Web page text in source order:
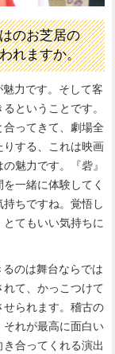
のお芝居の
れますか。
力です。そして客
ということです。
ってきて、劇場全
する、これは映画
魅力です。『砦』
一緒に体験してく
ちですね。覚悟し
てもいい気持ちに
のは舞台ならでは
て、かっこつけて
られます。稽古の
れが最高に面白い
合ってくれる演出